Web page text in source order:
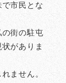
市民とな
の街の駐屯
がありま
ません。